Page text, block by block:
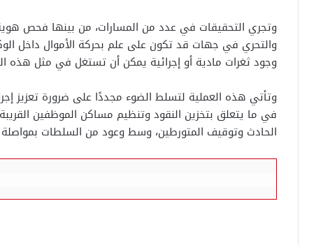
وتجري التحقيقات في عدد من المسارات، من بينها فحص
والتحري في جهات قد تكون على علم بحركة الأموال داخل
وجود ثغرات مادية أو إجرائية يمكن أن تستغل في مثل هذه
وتأتي هذه العملية لتسلط الضوء مجددًا على ضرورة تعزيز
في ما يتعلق بتخزين النقود وتنظيم مساكن الموظفين
الحادث وتوقيف المتورطين، وسط وعود من السلطات